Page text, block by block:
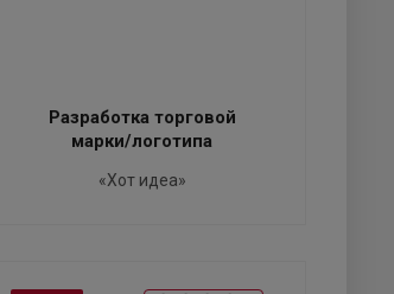
Разработка торговой
марки/логотипа
«Хот идеа»